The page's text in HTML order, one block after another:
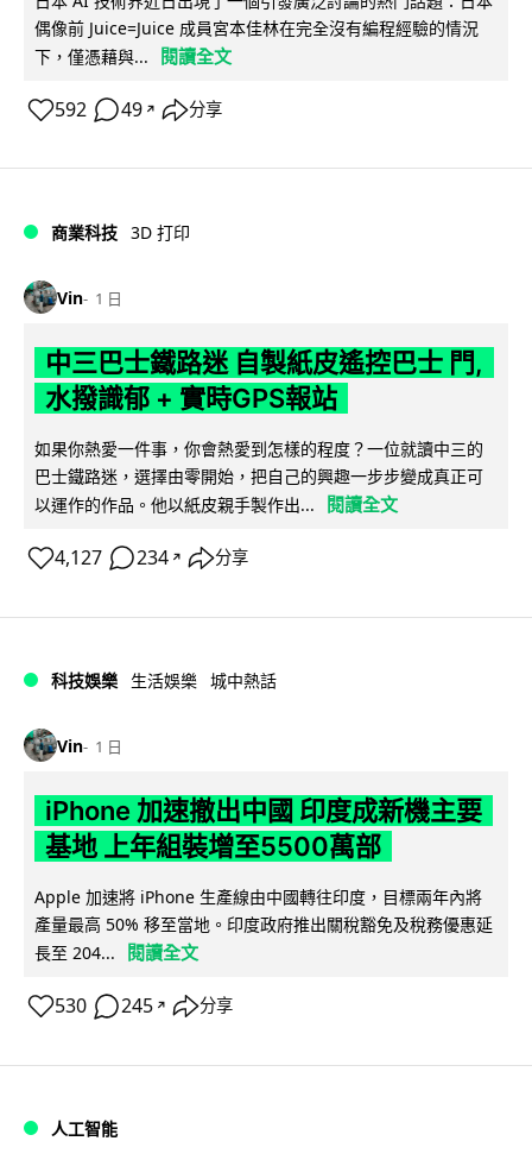
偶像前 Juice=Juice 成員宮本佳林在完全沒有編程經驗的情況
下，僅憑藉與...
閱讀全文
592 49 ↗ 分享
商業科技 3D 打印
Vin 1 日
中三巴士鐵路迷 自製紙皮遙控巴士 門,
水撥識郁 + 實時GPS報站
如果你熱愛一件事，你會熱愛到怎樣的程度？一位就讀中三的
巴士鐵路迷，選擇由零開始，把自己的興趣一步步變成真正可
以運作的作品。他以紙皮親手製作出...
閱讀全文
4,127 234 ↗ 分享
科技娛樂 生活娛樂 城中熱話
Vin 1 日
iPhone 加速撤出中國 印度成新機主要
基地 上年組裝增至5500萬部
Apple 加速將 iPhone 生產線由中國轉往印度，目標兩年內將
產量最高 50% 移至當地。印度政府推出關稅豁免及稅務優惠延
長至 204...
閱讀全文
530 245 ↗ 分享
人工智能